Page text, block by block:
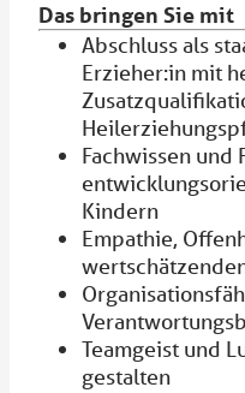
Das bringen Sie mit
Abschluss als
Erzieher:in mit
Fachwissen und
Kindern
Empathie,
Teamgeist und
gestalten